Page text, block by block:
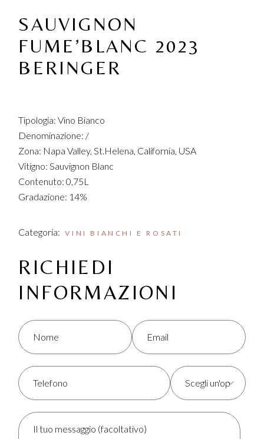
SAUVIGNON
FUME’BLANC 2023
BERINGER
Tipologia: Vino Bianco
Denominazione: /
Zona: Napa Valley, St.Helena, California, USA
Vitigno: Sauvignon Blanc
Contenuto: 0,75L
Gradazione: 14%
Categoria: VINI BIANCHI E ROSATI
RICHIEDI
INFORMAZIONI